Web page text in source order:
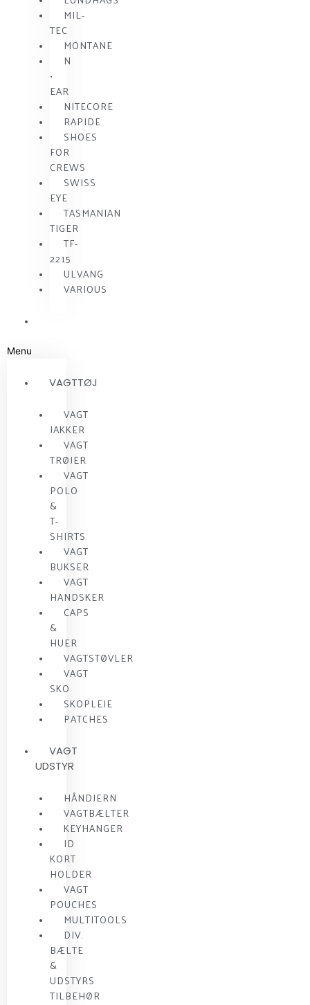
MIL-
TEC
MONTANE
N
•
EAR
NITECORE
RAPIDE
SHOES
FOR
CREWS
SWISS
EYE
TASMANIAN
TIGER
TF-
2215
ULVANG
VARIOUS
Menu
VAGTTØJ
VAGT
JAKKER
VAGT
TRØJER
VAGT
POLO
&
T-
SHIRTS
VAGT
BUKSER
VAGT
HANDSKER
CAPS
&
HUER
VAGTSTØVLER
VAGT
SKO
SKOPLEJE
PATCHES
VAGT
UDSTYR
HÅNDJERN
VAGTBÆLTER
KEYHANGER
ID
KORT
HOLDER
VAGT
POUCHES
MULTITOOLS
DIV.
BÆLTE
&
UDSTYRS
TILBEHØR